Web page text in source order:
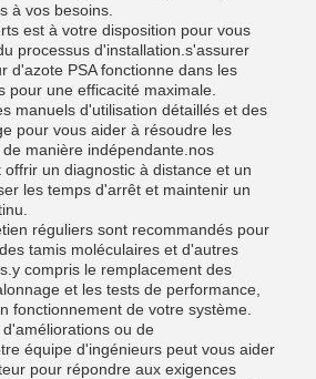
à vos besoins.
est à votre disposition pour vous
processus d'installation.s'assurer
d'azote PSA fonctionne dans les
pour une efficacité maximale.
manuels d'utilisation détaillés et des
pour vous aider à résoudre les
manière indépendante.nos
un diagnostic à distance et un
les temps d'arrêt et maintenir un
réguliers sont recommandés pour
tamis moléculaires et d'autres
compris le remplacement des
et les tests de performance,
fonctionnement de votre système.
ou de
équipe d'ingénieurs peut vous aider
pour répondre aux exigences